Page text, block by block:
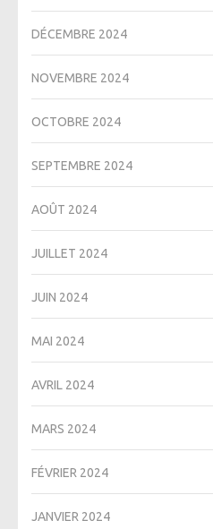
DÉCEMBRE 2024
NOVEMBRE 2024
OCTOBRE 2024
SEPTEMBRE 2024
AOÛT 2024
JUILLET 2024
JUIN 2024
MAI 2024
AVRIL 2024
MARS 2024
FÉVRIER 2024
JANVIER 2024